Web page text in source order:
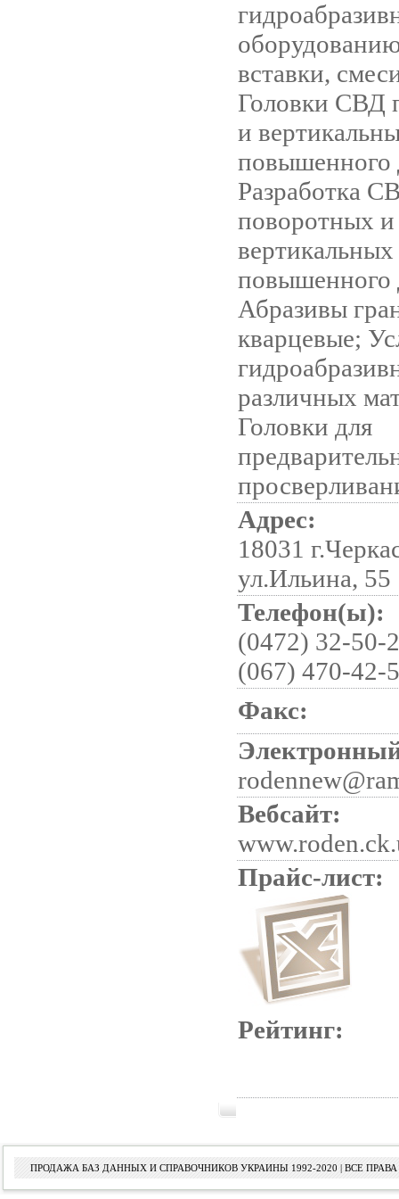
вставки,
Головки СВД
и
повышенного
Разработка
поворотных и
вертикальных
повышенного
Абразивы
кварцевые;
различных
Головки для
Адрес:
18031
ул.Ильина, 55
Телефон(ы):
(0472) 32-50-
(067) 470-42-
Факс:
Вебсайт:
Прайс-лист:
Рейтинг:
ПРОДАЖА БАЗ ДАННЫХ И СПРАВОЧНИКОВ УКРАИНЫ 1992-2020 | ВСЕ